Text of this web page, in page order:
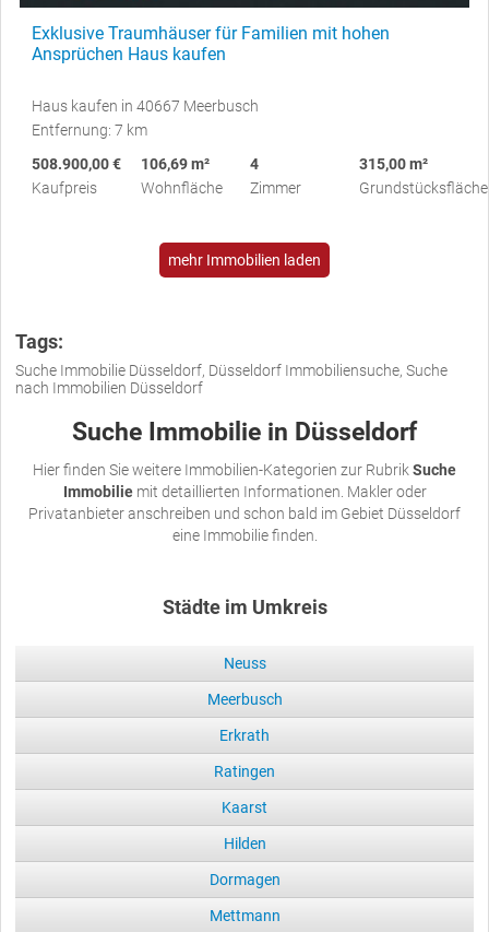
Exklusive Traumhäuser für Familien mit hohen
Ansprüchen Haus kaufen
Haus kaufen in 40667 Meerbusch
Entfernung: 7 km
508.900,00 €
Kaufpreis
106,69 m²
Wohnfläche
4
Zimmer
315,00 m²
Grundstücksfläche
mehr Immobilien laden
Tags:
Suche Immobilie Düsseldorf, Düsseldorf Immobiliensuche, Suche
nach Immobilien Düsseldorf
Suche Immobilie in Düsseldorf
Hier finden Sie weitere Immobilien-Kategorien zur Rubrik Suche
Immobiliemit detaillierten Informationen. Makler oder
Privatanbieter anschreiben und schon bald im Gebiet Düsseldorf
eine Immobilie finden.
Städte im Umkreis
Neuss
Meerbusch
Erkrath
Ratingen
Kaarst
Hilden
Dormagen
Mettmann